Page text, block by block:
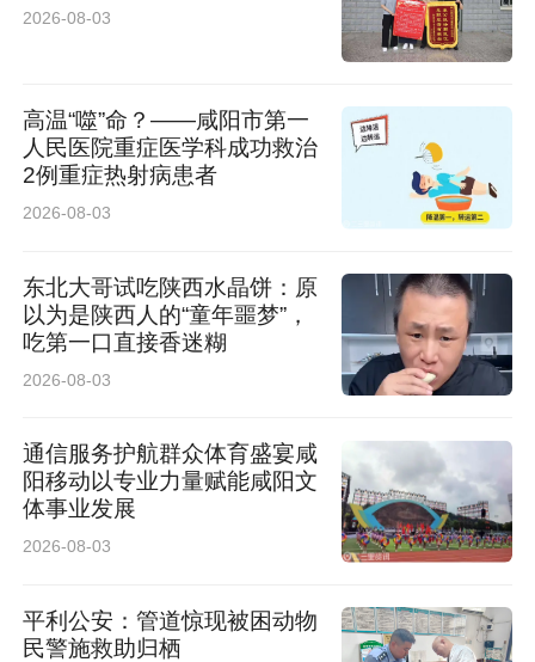
2026-08-03
高温“噬”命？——咸阳市第一
人民医院重症医学科成功救治
2例重症热射病患者
2026-08-03
东北大哥试吃陕西水晶饼：原
以为是陕西人的“童年噩梦”，
吃第一口直接香迷糊
2026-08-03
通信服务护航群众体育盛宴咸
阳移动以专业力量赋能咸阳文
体事业发展
2026-08-03
平利公安：管道惊现被困动物
民警施救助归栖